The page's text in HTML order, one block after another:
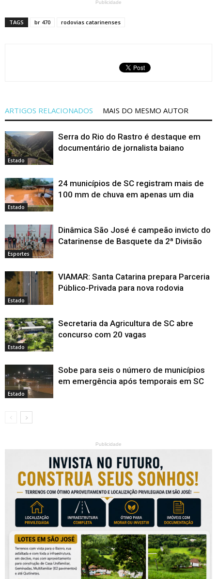
Publicidade
TAGS br 470 rodovias catarinenses
ARTIGOS RELACIONADOS MAIS DO MESMO AUTOR
Estado
Serra do Rio do Rastro é destaque em
documentário de jornalista baiano
Estado
24 municípios de SC registram mais de
100 mm de chuva em apenas um dia
Esportes
Dinâmica São José é campeão invicto do
Catarinense de Basquete da 2ª Divisão
Estado
VIAMAR: Santa Catarina prepara Parceria
Público-Privada para nova rodovia
Estado
Secretaria da Agricultura de SC abre
concurso com 20 vagas
Estado
Sobe para seis o número de municípios
em emergência após temporais em SC
Publicidade